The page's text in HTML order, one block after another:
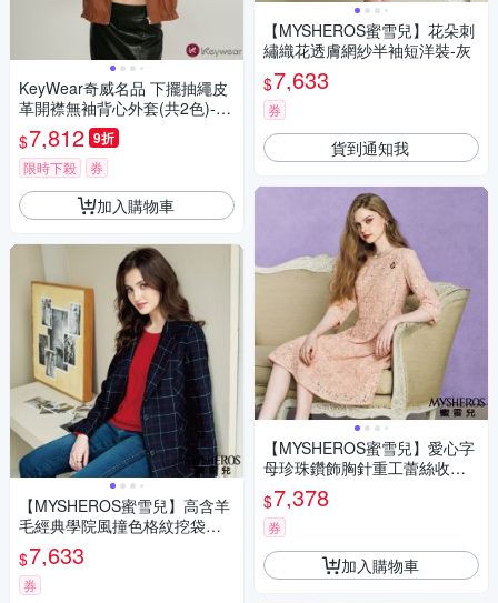
KeyWear奇威名品 下擺抽繩皮
革開襟無袖背心外套(共2色)-咖
啡色
$7,812 9折
限時下殺 券
加入購物車
【MYSHEROS蜜雪兒】高含羊
毛經典學院風撞色格紋挖袋口
袋翻領外套-丈青
$7,633
券
【MYSHEROS蜜雪兒】花朵刺
繡織花透膚網紗半袖短洋裝-灰
$7,633
券
貨到通知我
【MYSHEROS蜜雪兒】愛心字
母珍珠鑽飾胸針重工蕾絲收腰
半袖連身洋裝-粉桔
$7,378
券
加入購物車